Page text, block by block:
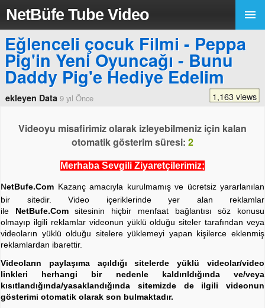
NetBüfe Tube Video
Eğlenceli çocuk Filmi - Peppa
Pig'in Yeni Oyuncağı - Bunu
Daddy Pig'e Hediye Edelim
ekleyen Data 9 yıl Önce 1,163 views
Videoyu misafirimiz olarak izleyebilmeniz için kalan
otomatik gösterim süresi: 2
Merhaba Sevgili Ziyaretçilerimiz;
NetBufe.Com Kazanç amacıyla kurulmamış ve ücretsiz yararlanılan
bir sitedir. Video içeriklerinde yer alan reklamlar
ile NetBufe.Comsitesinin hiçbir menfaat bağlantısı söz konusu
olmayıp ilgili reklamlar videonun yüklü olduğu siteler tarafından veya
videoların yüklü olduğu sitelere yüklemeyi yapan kişilerce eklenmiş
reklamlardan ibarettir.
Videoların paylaşıma açıldığı sitelerde yüklü videolar/video
linkleri herhangi bir nedenle kaldırıldığında ve/veya
kısıtlandığında/yasaklandığında sitemizde de ilgili videonun
gösterimi otomatik olarak son bulmaktadır.